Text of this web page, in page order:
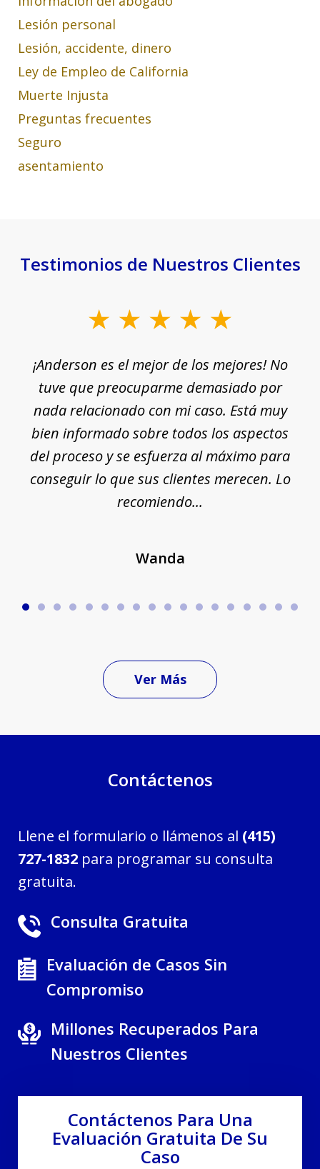
Lesión personal
Lesión, accidente, dinero
Ley de Empleo de California
Muerte Injusta
Preguntas frecuentes
Seguro
asentamiento
Testimonios de Nuestros Clientes
¡Anderson es el mejor de los mejores! No
tuve que preocuparme demasiado por
nada relacionado con mi caso. Está muy
bien informado sobre todos los aspectos
del proceso y se esfuerza al máximo para
conseguir lo que sus clientes merecen. Lo
recomiendo...
Wanda
Ver Más
Contáctenos
Llene el formulario o llámenos al (415)
727-1832 para programar su consulta
gratuita.
Consulta Gratuita
Evaluación de Casos Sin
Compromiso
Millones Recuperados Para
Nuestros Clientes
Contáctenos Para Una
Evaluación Gratuita De Su
Caso